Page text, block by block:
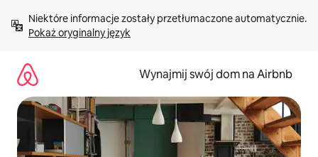
treści Pokaż oryginalny język
Wynajmij swój dom na Airbnb